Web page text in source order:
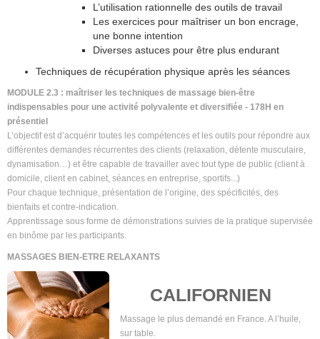
L’utilisation rationnelle des outils de travail
Les exercices pour maîtriser un bon encrage,
une bonne intention
Diverses astuces pour être plus endurant
Techniques de récupération physique après les séances
MODULE 2.3 : maîtriser les techniques de massage bien-être
indispensables pour une activité polyvalente et diversifiée - 178H en
présentiel
L’objectif est d’acquérir toutes les compétences et les outils pour répondre aux
différentes demandes récurrentes des clients (relaxation, détente musculaire,
dynamisation…) et être capable de travailler avec tout type de public (client à
domicile, client en cabinet, séances en entreprise, sportifs...)
Pour chaque technique, présentation de l’origine, des spécificités, des
bienfaits et contre-indication.
Apprentissage sous forme de démonstrations suivies de la pratique supervisée
en binôme par les participants.
MASSAGES BIEN-ETRE RELAXANTS
CALIFORNIEN
Massage le plus demandé en France. A l’huile,
sur table.